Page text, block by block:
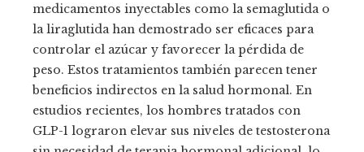
medicamentos inyectables como la semaglutida o
la liraglutida han demostrado ser eficaces para
controlar el azúcar y favorecer la pérdida de
peso. Estos tratamientos también parecen tener
beneficios indirectos en la salud hormonal. En
estudios recientes, los hombres tratados con
GLP-1 lograron elevar sus niveles de testosterona